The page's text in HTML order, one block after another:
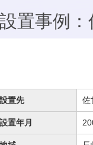
設置事例
設置先 佐
設置年月